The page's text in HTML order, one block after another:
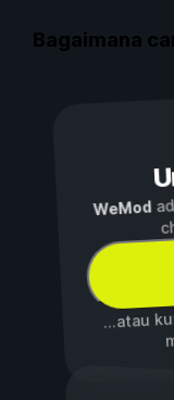
Bagaimana
WeMod
...atau